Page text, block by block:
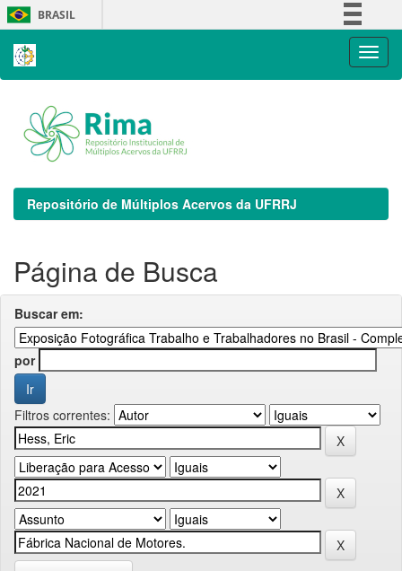
Skip
navigation
BRASIL
Repositório de Múltiplos Acervos da UFRRJ
Página de Busca
Buscar em:
por
Filtros correntes: